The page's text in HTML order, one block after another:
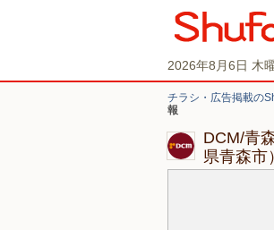
2026年8月6日 木
チラシ・広告掲載の
報
DCM/青
県青森市）